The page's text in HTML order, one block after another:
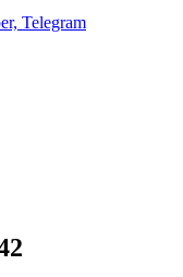
Telegram